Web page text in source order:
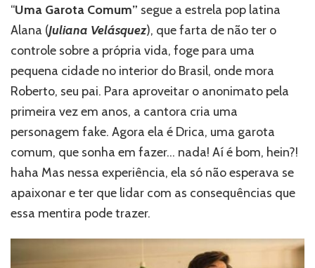
Disney+
da
início
gravações
“Uma Garota Comum” segue a estrela pop latina
Alana (Juliana Velásquez), que farta de não ter o
controle sobre a própria vida, foge para uma
pequena cidade no interior do Brasil, onde mora
Roberto, seu pai. Para aproveitar o anonimato pela
primeira vez em anos, a cantora cria uma
personagem fake. Agora ela é Drica, uma garota
comum, que sonha em fazer… nada! Aí é bom, hein?!
haha Mas nessa experiência, ela só não esperava se
apaixonar e ter que lidar com as consequências que
essa mentira pode trazer.